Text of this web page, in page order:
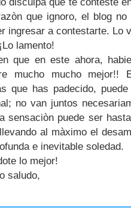
que ignoro, el blog
ingresar a contestarte. Lo
lamento!
que en este ahora,
mucho mucho
que has padecido,
no van juntos
sensaciòn puede ser
al màximo el
e inevitable soledad.
lo mejor!
saludo,